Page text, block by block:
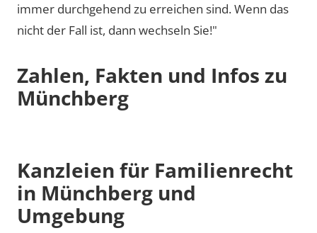
immer durchgehend zu erreichen sind. Wenn das
nicht der Fall ist, dann wechseln Sie!"
Zahlen, Fakten und Infos zu
Münchberg
Kanzleien für Familienrecht
in Münchberg und
Umgebung